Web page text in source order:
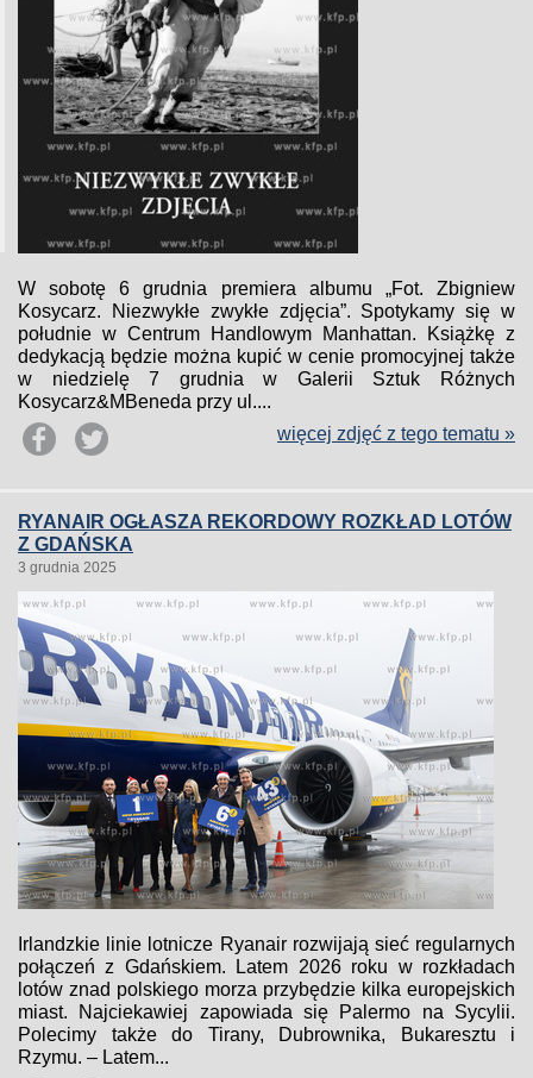
W sobotę 6 grudnia premiera albumu „Fot. Zbigniew
Kosycarz. Niezwykłe zwykłe zdjęcia”. Spotykamy się w
południe w Centrum Handlowym Manhattan. Książkę z
dedykacją będzie można kupić w cenie promocyjnej także
w niedzielę 7 grudnia w Galerii Sztuk Różnych
Kosycarz&MBeneda przy ul....
więcej zdjęć z tego tematu »
RYANAIR OGŁASZA REKORDOWY ROZKŁAD LOTÓW
Z GDAŃSKA
3 grudnia 2025
Irlandzkie linie lotnicze Ryanair rozwijają sieć regularnych
połączeń z Gdańskiem. Latem 2026 roku w rozkładach
lotów znad polskiego morza przybędzie kilka europejskich
miast. Najciekawiej zapowiada się Palermo na Sycylii.
Polecimy także do Tirany, Dubrownika, Bukaresztu i
Rzymu. – Latem...